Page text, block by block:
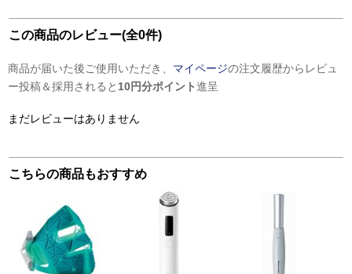
この商品のレビュー(全0件)
商品が届いた後ご使用いただき、 マイページの注文履歴からレビュ
ー投稿＆採用されると 10円分ポイント進呈
まだレビューはありません
こちらの商品もおすすめ